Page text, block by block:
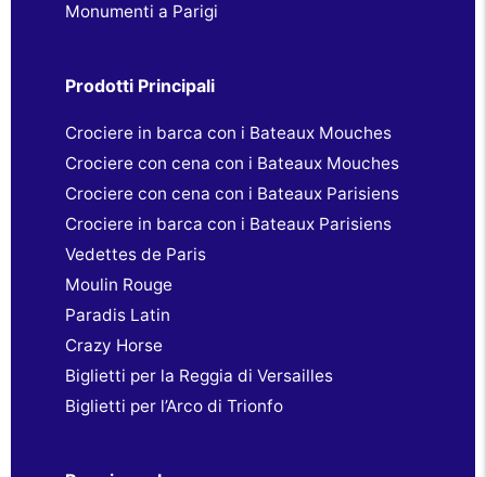
Monumenti a Parigi
Prodotti Principali
Crociere in barca con i Bateaux Mouches
Crociere con cena con i Bateaux Mouches
Crociere con cena con i Bateaux Parisiens
Crociere in barca con i Bateaux Parisiens
Vedettes de Paris
Moulin Rouge
Paradis Latin
Crazy Horse
Biglietti per la Reggia di Versailles
Biglietti per l’Arco di Trionfo